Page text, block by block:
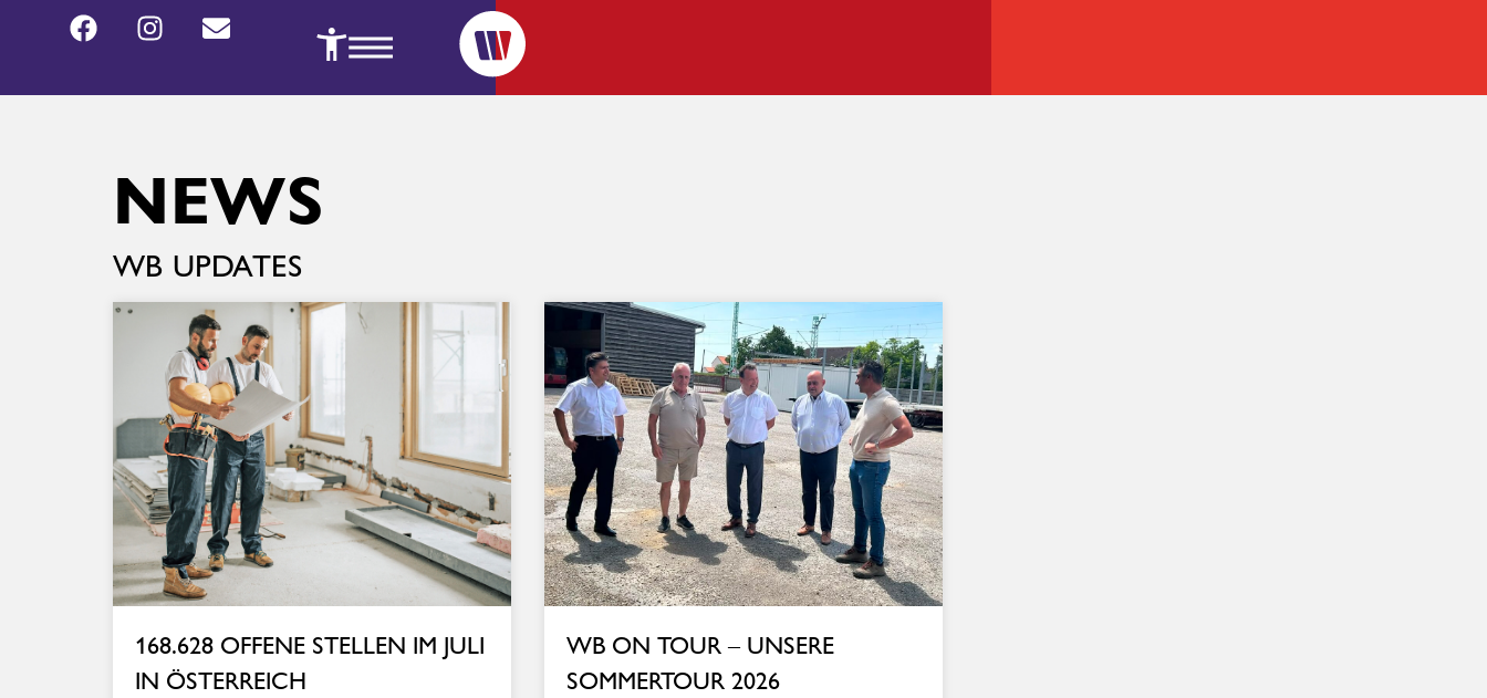
NEWS
WB UPDATES
168.628 OFFENE STELLEN IM JULI
IN ÖSTERREICH
WB ON TOUR – UNSERE
SOMMERTOUR 2026